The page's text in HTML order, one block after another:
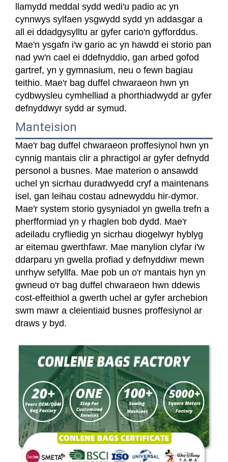
llamydd meddal sydd wedi'u padio ac yn
cynnwys sylfaen ysgwydd sydd yn addasgar a
all ei ddadgysylltu ar gyfer cario'n gyfforddus.
Mae'n ysgafn i'w gario ac yn hawdd ei storio pan
nad yw'n cael ei ddefnyddio, gan arbed gofod
gartref, yn y gymnasium, neu o fewn bagiau
teithio. Mae'r bag duffel chwaraeon hwn yn
cydbwysleu cymhelliad a phorthiadwydd ar gyfer
defnyddwyr sydd ar symud.
Manteision
Mae'r bag duffel chwaraeon proffesiynol hwn yn
cynnig mantais clir a phractigol ar gyfer defnydd
personol a busnes. Mae materion o ansawdd
uchel yn sicrhau duradwyedd cryf a maintenans
isel, gan leihau costau adnewyddu hir-dymor.
Mae'r system storio gysyniadol yn gwella trefn a
pherfformiad yn y rhaglen bob dydd. Mae'r
adeiladu cryfliedig yn sicrhau diogelwyr hyblyg
ar eitemau gwerthfawr. Mae manylion clyfar i'w
ddarparu yn gwella profiad y defnyddiwr mewn
unrhyw sefyllfa. Mae pob un o'r mantais hyn yn
gwneud o'r bag duffel chwaraeon hwn ddewis
cost-effeithiol a gwerth uchel ar gyfer archebion
swm mawr a cleientiaid busnes proffesiynol ar
draws y byd.